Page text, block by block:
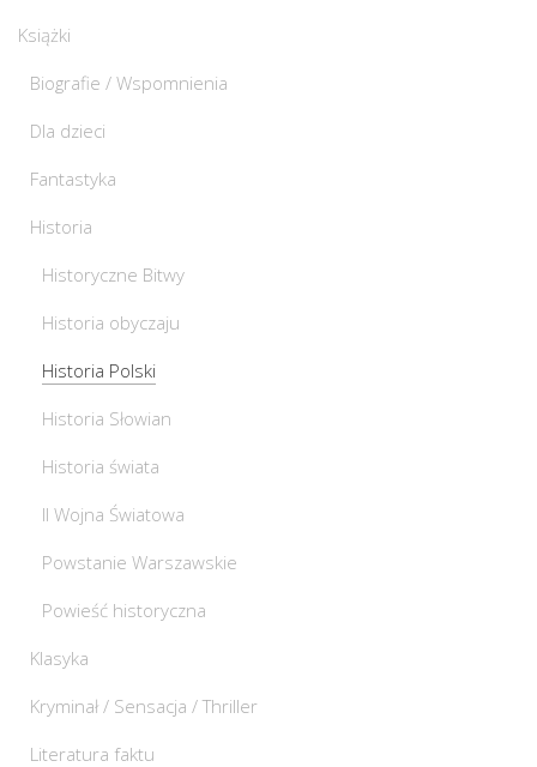
Książki
Biografie / Wspomnienia
Dla dzieci
Fantastyka
Historia
Historyczne Bitwy
Historia obyczaju
Historia Polski
Historia Słowian
Historia świata
II Wojna Światowa
Powstanie Warszawskie
Powieść historyczna
Klasyka
Kryminał / Sensacja / Thriller
Literatura faktu